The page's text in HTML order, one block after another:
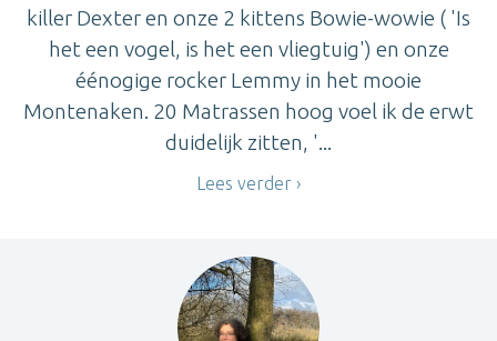
killer Dexter en onze 2 kittens Bowie-wowie ( 'Is
het een vogel, is het een vliegtuig') en onze
éénogige rocker Lemmy in het mooie
Montenaken. 20 Matrassen hoog voel ik de erwt
duidelijk zitten, '...
Lees verder